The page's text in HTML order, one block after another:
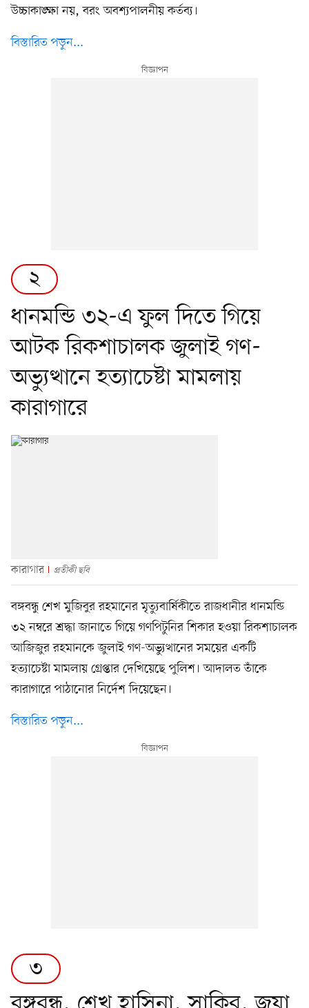
উচ্চাকাঙ্ক্ষা নয়, বরং অবশ্যপালনীয় কর্তব্য।
বিস্তারিত পড়ুন...
২
ধানমন্ডি ৩২-এ ফুল দিতে গিয়ে
আটক রিকশাচালক জুলাই গণ-
অভ্যুত্থানে হত্যাচেষ্টা মামলায়
কারাগারে
কারাগার প্রতীকী ছবি
বঙ্গবন্ধু শেখ মুজিবুর রহমানের মৃত্যুবার্ষিকীতে রাজধানীর ধানমন্ডি
৩২ নম্বরে শ্রদ্ধা জানাতে গিয়ে গণপিটুনির শিকার হওয়া রিকশাচালক
আজিজুর রহমানকে জুলাই গণ-অভ্যুত্থানের সময়ের একটি
হত্যাচেষ্টা মামলায় গ্রেপ্তার দেখিয়েছে পুলিশ। আদালত তাঁকে
কারাগারে পাঠানোর নির্দেশ দিয়েছেন।
বিস্তারিত পড়ুন...
৩